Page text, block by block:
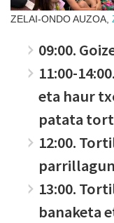
ZELAI-ONDO AUZOA,
09:00.
11:00-
eta haur
patata
12:00.
13:00.
banaketa